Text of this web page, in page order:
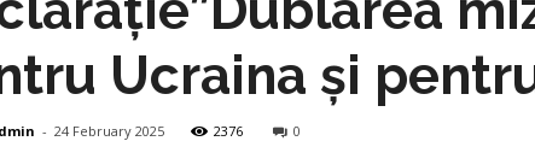
Ucraina și
- 24 February 2025 2376 0